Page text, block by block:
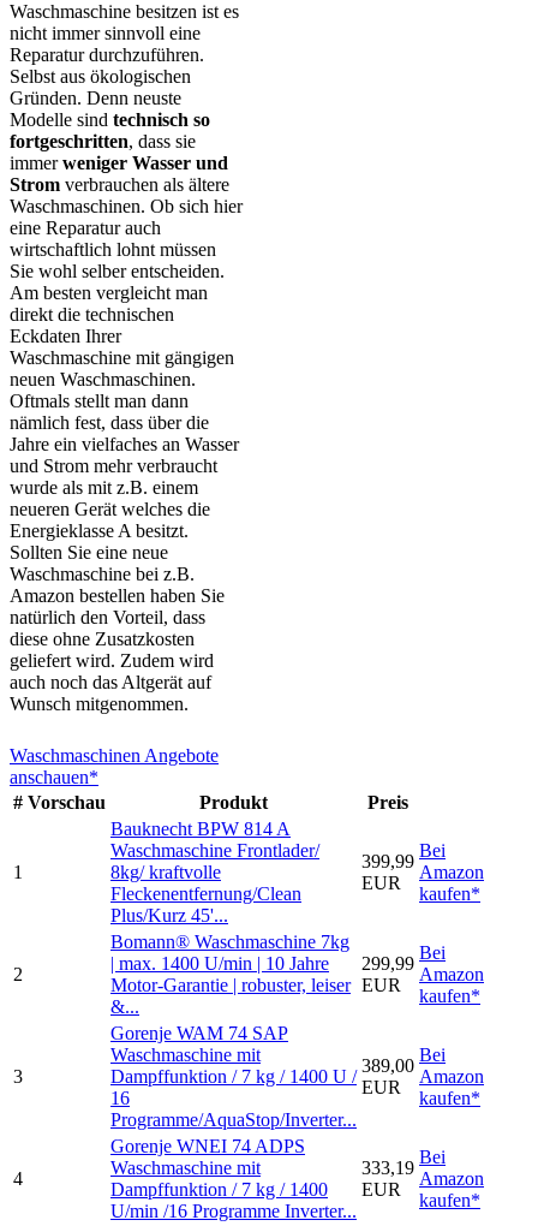
Waschmaschine besitzen ist es
nicht immer sinnvoll eine
Reparatur durchzuführen.
Selbst aus ökologischen
Gründen. Denn neuste
Modelle sind technisch so
fortgeschritten, dass sie
immerweniger Wasser und
Strom verbrauchen als ältere
Waschmaschinen. Ob sich hier
eine Reparatur auch
wirtschaftlich lohnt müssen
Sie wohl selber entscheiden.
Am besten vergleicht man
direkt die technischen
Eckdaten Ihrer
Waschmaschine mit gängigen
neuen Waschmaschinen.
Oftmals stellt man dann
nämlich fest, dass über die
Jahre ein vielfaches an Wasser
und Strom mehr verbraucht
wurde als mit z.B. einem
neueren Gerät welches die
Energieklasse A besitzt.
Sollten Sie eine neue
Waschmaschine bei z.B.
Amazon bestellen haben Sie
natürlich den Vorteil, dass
diese ohne Zusatzkosten
geliefert wird. Zudem wird
auch noch das Altgerät auf
Wunsch mitgenommen.
Waschmaschinen Angebote
anschauen*
# Vorschau Produkt Preis
1
Bauknecht BPW 814 A
Waschmaschine Frontlader/
8kg/ kraftvolle
Fleckenentfernung/Clean
Plus/Kurz 45'...
399,99
EUR
Bei
Amazon
kaufen*
2
Bomann® Waschmaschine 7kg
| max. 1400 U/min | 10 Jahre
Motor-Garantie | robuster, leiser
&...
299,99
EUR
Bei
Amazon
kaufen*
3
Gorenje WAM 74 SAP
Waschmaschine mit
Dampffunktion / 7 kg / 1400 U /
16
Programme/AquaStop/Inverter...
389,00
EUR
Bei
Amazon
kaufen*
4
Gorenje WNEI 74 ADPS
Waschmaschine mit
Dampffunktion / 7 kg / 1400
U/min /16 Programme Inverter...
333,19
EUR
Bei
Amazon
kaufen*